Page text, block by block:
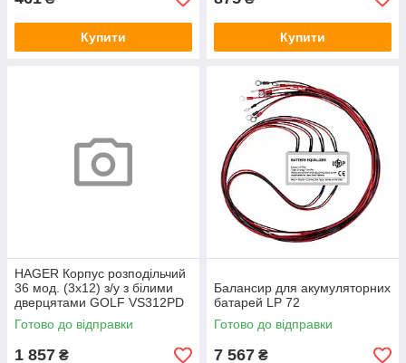
Купити Купити
HAGER Корпус розподільчий
36 мод. (3х12) з/у з білими
дверцятами GOLF VS312PD
Готово до відправки
1 857 ₴
Балансир для акумуляторних
батарей LP 72
Готово до відправки
7 567 ₴